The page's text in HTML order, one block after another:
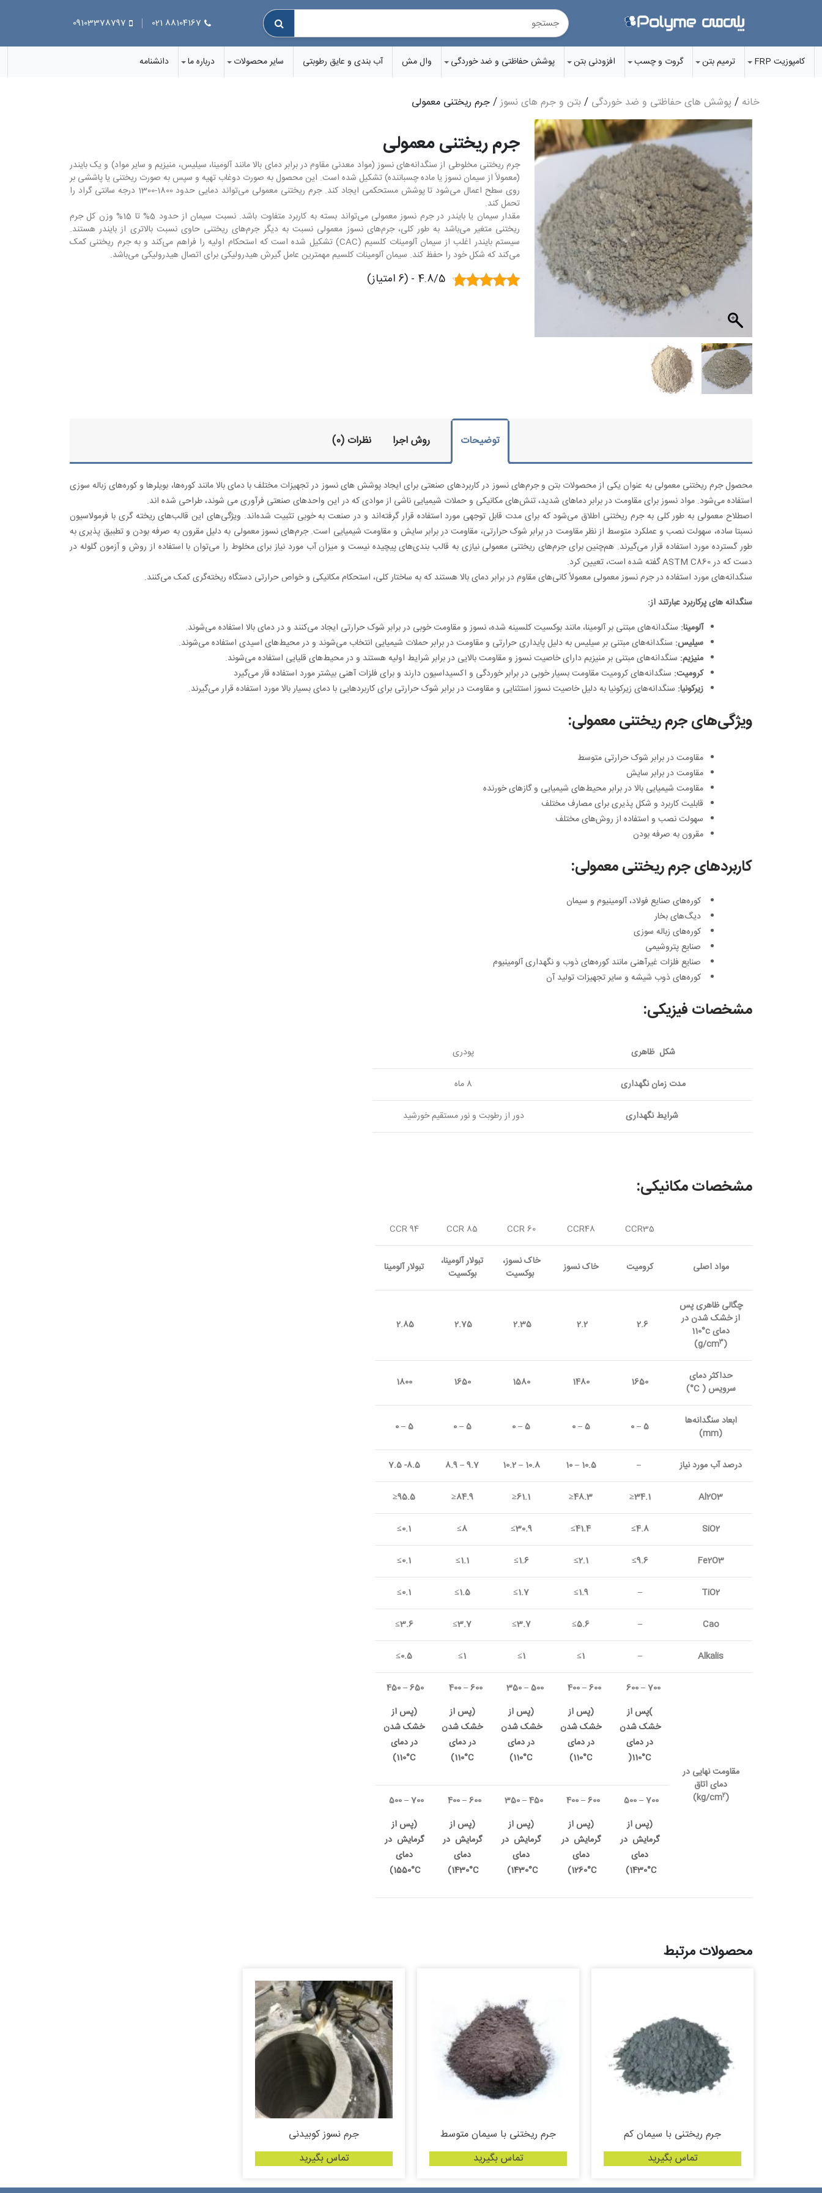
88104167 021
09103378797
کامپوزیت FRP ترمیم بتن گروت‌ و چسب‌ افزودنی‌ بتن پوشش‌ حفاظتی و ضد خوردگی وال مش آب بندی و عایق رطوبتی سایر محصولات درباره ما دانشنامه
خانه / پوشش های حفاظتی و ضد خوردگی /بتن و جرم های نسوز/ جرم ریختنی معمولی
جرم ریختنی معمولی
جرم ریختنی مخلوطی از سنگدانه‌های نسوز (مواد معدنی مقاوم در برابر دمای بالا مانند آلومینا، سیلیس، منیزیم و سایر مواد) و یک بایندر
(معمولاً از سیمان نسوز یا ماده چسباننده) تشکیل شده است. این محصول به صورت دوغاب تهیه و سپس به صورت ریختنی یا پاششی بر
روی سطح اعمال می‌شود تا پوشش مستحکمی ایجاد کند. جرم ریختنی معمولی می‌تواند دمایی حدود 1800-1300 درجه سانتی گراد را
تحمل کند.
مقدار سیمان یا بایندر در جرم نسوز معمولی می‌تواند بسته به کاربرد متفاوت باشد. نسبت سیمان از حدود 5% تا 15% وزن کل جرم
ریختنی متغیر می‌باشد به طور کلی، جرم‌های نسوز معمولی نسبت به دیگر جرم‌های ریختنی حاوی نسبت بالاتری از بایندر هستند.
سیستم بایندر اغلب از سیمان آلومینات کلسیم (CAC) تشکیل شده است که استحکام اولیه را فراهم می‌کند و به جرم ریختنی کمک
می‌کند که شکل خود را حفظ کند. سیمان آلومینات کلسیم مهمترین عامل گیرش هیدرولیکی برای اتصال هیدرولیکی می‌باشد.
4.8/5 - (6 امتیاز)
توضیحات روش اجرا نظرات (0)
محصول جرم ریختنی معمولی به عنوان یکی از محصولات بتن و جرم‌های نسوز در کاربردهای صنعتی برای ایجاد پوشش های نسوز در تجهیزات مختلف با دمای بالا مانند کوره‌ها، بویلرها و کوره‌های زباله سوزی
استفاده می‌شود. مواد نسوز برای مقاومت در برابر دماهای شدید، تنش‌های مکانیکی و حملات شیمیایی ناشی از موادی که در این واحدهای صنعتی فرآوری می شوند، طراحی شده اند.
اصطلاح معمولی به طور کلی به جرم ریختنی اطلاق می‌شود که برای مدت قابل توجهی مورد استفاده قرار گرفته‌اند و در صنعت به خوبی تثبیت شده‌اند. ویژگی‌های این قالب‌های ریخته گری با فرمولاسیون
نسبتا ساده، سهولت نصب و عملکرد متوسط از نظر مقاومت در برابر شوک حرارتی، مقاومت در برابر سایش و مقاومت شیمیایی است. جرم‌های نسوز معمولی به دلیل مقرون به صرفه بودن و تطبیق پذیری به
طور گسترده مورد استفاده قرار می‌گیرند. هم‌چنین برای جرم‌های ریختنی معمولی نیازی به قالب بندی‌‌های پیچیده نیست و میزان آب مورد نیاز برای مخلوط را می‌توان با استفاده از روش و آزمون گلوله در
دست که در ASTM C860 گفته شده است، تعیین کرد.
سنگدانه‌های مورد استفاده در جرم نسوز معمولی معمولاً کانی‌های مقاوم در برابر دمای بالا هستند که به ساختار کلی، استحکام مکانیکی و خواص حرارتی دستگاه ریخته‌گری کمک می‌کنند.
سنگدانه های پرکاربرد عبارتند از:
آلومینا: سنگدانه‌های مبتنی بر آلومینا، مانند بوکسیت کلسینه شده، نسوز و مقاومت خوبی در برابر شوک حرارتی ایجاد می‌کنند و در دمای بالا استفاده می‌شوند.
سیلیس: سنگدانه‌های مبتنی بر سیلیس به دلیل پایداری حرارتی و مقاومت در برابر حملات شیمیایی انتخاب می‌شوند و در محیط‌های اسیدی استفاده می‌شوند.
منیزیم: سنگدانه‌های مبتنی بر منیزیم دارای خاصیت نسوز و مقاومت بالایی در برابر شرایط اولیه هستند و در محیط‌های قلیایی استفاده می‌شوند.
کرومیت: سنگدانه‌های کرومیت مقاومت بسیار خوبی در برابر خوردگی و اکسیداسیون دارند و برای فلزات آهنی بیشتر مورد استفاده قار می‌گیرد
زیرکونیا: سنگدانه‌های زیرکونیا به دلیل خاصیت نسوز استثنایی و مقاومت در برابر شوک حرارتی برای کاربردهایی با دمای بسیار بالا مورد استفاده قرار می‌گیرند.
ویژگی‌های جرم ریختنی معمولی:
مقاومت در برابر شوک حرارتی متوسط
مقاومت در برابر سایش
مقاومت شیمیایی بالا در برابر محیط‌های شیمیایی و گازهای خورنده
قابلیت کاربرد و شکل پذیری برای مصارف مختلف
سهولت نصب و استفاده از روش‌های مختلف
مقرون به صرفه بودن
کاربرد‌های جرم ریختنی معمولی:
کوره‌های صنایع فولاد، آلومینیوم و سیمان
دیگ‌های بخار
کوره‌های زباله سوزی
صنایع پتروشیمی
صنایع فلزات غیرآهنی مانند کوره‌های ذوب و نگهداری آلومینیوم
کور‌ه‌های ذوب شیشه و سایر تجهیزات تولید آن
مشخصات فیزیکی:
شکل ظاهری پودری
مدت زمان نگهداری 8 ماه
شرایط نگهداری دور از رطوبت و نور مستقیم خورشید
مشخصات مکانیکی:
CCR35
CCR48
CCR 60
CCR 85
CCR 94
مواد اصلی کرومیت خاک نسوز
خاک نسوز،
بوکسیت
تبولار آلومینا،
بوکسیت
تبولار آلومینا
چگالی ‏ظاهری ‏پس
‏از ‏خشک ‏شدن ‏در
‏دمای c°‏‏
110
(g/cm
3
)
2.6
‏2.2
2.35
2.75
2.85
حداکثر دمای
سرویس (C°
)
1650
1480
1580
1650
1800
ابعاد سنگدانه‌ها
(
mm
)
5 – 0
5 – 0
5 – 0
5 – 0
5 – 0
درصد آب مورد نیاز –
10.5 – 10
10.8
–
10.2
–
8.5- 7.5
Al2O3
34.1≤
48.3≤
61.1≤
84.9≤
95.5≤
SiO2
4.8≥
41.4≥
30.9≥
8≥
0.1≥
Fe2O3
9.6≥
2.1≥
1.6≥
1.1≥
0.1≥
TiO2
–
1.9≥
1.7≥
1.5≥
0.1≥
Cao
–
5.6≥
3.7≥
3.7≥
3.6≥
Alkalis
–
1≥
1≥
1≥
0.5≥
مقاومت ‏نهایی ‏در
‏دمای ‏اتاق
(
kg/cm2
)
–
)پس ‏از
‏خشک ‏شدن
‏در ‏دمای
C
°
(
–
)پس ‏از
‏خشک ‏‏‏شدن
‏در ‏دمای
‏‏‏‏
C
‏110
°
(
‏500
–
350 ‏‏‏‏
)پس ‏از
‏خشک ‏‏‏‏شدن
‏در ‏دمای
C
°
(
–
)پس ‏از
‏خشک ‏‏‏‏‏‏‏شدن
‏در ‏دمای
‏‏‏‏‏‏‏‏
C
‏110
°
(
–
)پس ‏از
‏خشک ‏‏‏‏‏‏‏شدن
‏در ‏دمای
‏‏‏‏‏‏‏‏
C
‏110
°
(
‏700
–
500 ‏‏
‏(پس ‏از
‏‏گرمایش ‏ ‏‏در
‏دمای
‏‏‏
C
‏1430
°
‏‏)‏
–
‏(پس ‏از
‏‏‏‏گرمایش ‏ ‏‏‏‏در
‏دمای
‏‏‏‏‏
C
‏1260
°
‏‏)‏
‏450
–
350 ‏‏‏‏‏‏
‏(پس ‏از
‏‏‏‏‏‏گرمایش ‏ ‏‏‏‏‏‏در
‏دمای
‏‏‏‏‏‏‏
C
‏1430
°
‏‏)‏
–
‏(پس ‏از
‏‏‏‏‏‏‏گرمایش ‏‏ ‏‏‏‏‏‏‏در
‏دمای
C
°
‏‏)‏
700
–
‏(پس ‏از
‏‏‏‏‏‏‏گرمایش ‏‏‏ ‏‏‏‏‏‏‏در
‏دمای
C
°
‏‏)‏
محصولات مرتبط
جرم ریختنی با سیمان کم
تماس بگیرید
جرم ریختنی با سیمان متوسط
تماس بگیرید
جرم نسوز کوبیدنی
تماس بگیرید